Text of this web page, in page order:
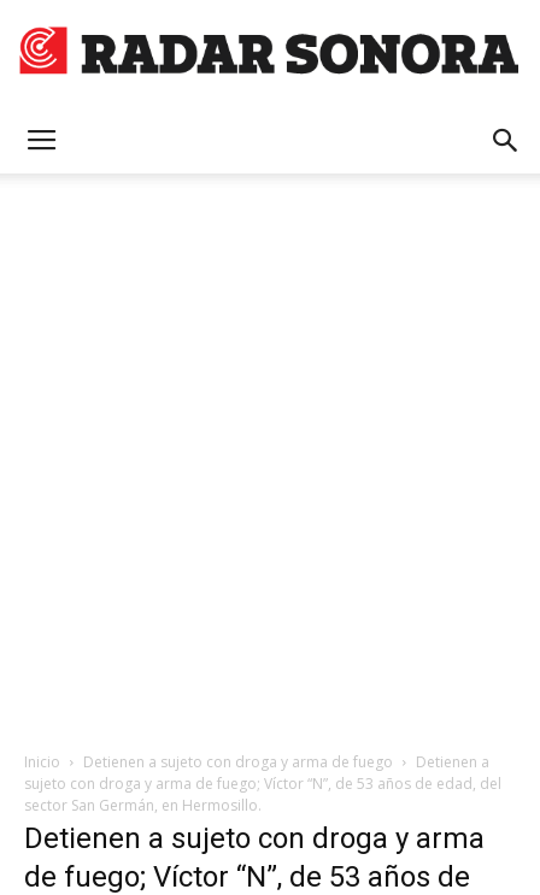
Inicio Detienen a sujeto con droga y arma de fuego
Detienen a
sujeto con droga y arma de fuego; Víctor “N”, de 53 años de edad, del
sector San Germán, en Hermosillo.
Detienen a sujeto con droga y arma
de fuego; Víctor “N”, de 53 años de